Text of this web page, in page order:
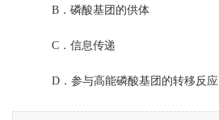
B． 磷酸基团的供体
C． 信息传递
D． 参与高能磷酸基团的转移反应